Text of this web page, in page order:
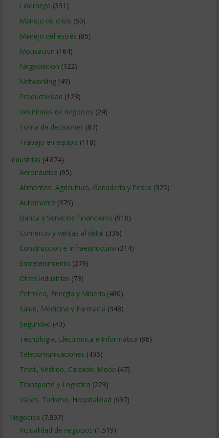
Liderazgo (331)
Manejo de crisis (60)
Manejo del estrés (85)
Motivacion (164)
Negociacion (122)
Networking(49)
Productividad (123)
Reuniones de negocios (24)
Toma de decisiones (87)
Trabajo en equipo (118)
Industrias (4.874)
Aeronautica (95)
Alimentos, Agricultura, Ganaderia y Pesca (325)
Automotriz(379)
Banca y Servicios Financieros (910)
Comercio y ventas al detal (336)
Construccion e Infraestructura (314)
Entretenimiento (279)
Otras industrias (73)
Petroleo, Energia y Mineria (480)
Salud, Medicina y Farmacia (348)
Seguridad (43)
Tecnologia, Electronica e Informatica (96)
Telecomunicaciones (405)
Textil, Vestido, Calzado, Moda (47)
Transporte y Logistica (223)
Viajes, Turismo, Hospitalidad (697)
Negocios (7.837)
Actualidad de negocios (1.519)